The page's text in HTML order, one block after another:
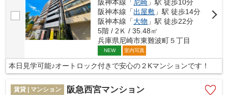
阪神本線「 尼崎 」駅 徒歩10分
阪神本線「出屋敷 」駅 徒歩14分
阪神本線「大物 」駅 徒歩22分
5階 / 2Ｋ / 35.48㎡
兵庫県尼崎市東難波町５丁目
NEW 室内写真
本日見学可能♪オートロック付きで安心の２Kマンションです！
賃貸 | マンション 阪急西宮マンション